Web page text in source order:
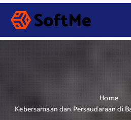
S
p
Home
Kebersamaan dan Persaudaraan di